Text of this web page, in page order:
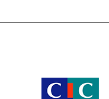
Les